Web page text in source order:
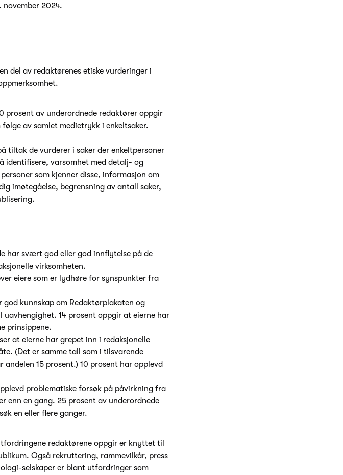
november 2024.
del av redaktørenes etiske vurderinger i
prosent av underordnede redaktører oppgir
av samlet medietrykk i enkeltsaker.
tiltak de vurderer i saker der enkeltpersoner
identifisere, varsomhet med detalj- og
som kjenner disse, informasjon om
imøtegåelse, begrensning av antall saker,
har svært god eller god innflytelse på de
virksomheten.
eiere som er lydhøre for synspunkter fra
kunnskap om Redaktørplakaten og
uavhengighet. 14 prosent oppgir at eierne har
prinsippene.
at eierne har grepet inn i redaksjonelle
(Det er samme tall som i tilsvarende
andelen 15 prosent.) 10 prosent har opplevd
problematiske forsøk på påvirkning fra
enn en gang. 25 prosent av underordnede
en eller flere ganger.
redaktørene oppgir er knyttet til
Også rekruttering, rammevilkår, press
selskaper er blant utfordringer som